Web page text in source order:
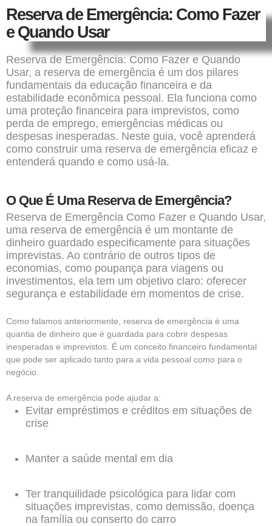
Reserva de Emergência: Como Fazer
e Quando Usar
Reserva de Emergência: Como Fazer e Quando
Usar, a reserva de emergência é um dos pilares
fundamentais da educação financeira e da
estabilidade econômica pessoal. Ela funciona como
uma proteção financeira para imprevistos, como
perda de emprego, emergências médicas ou
despesas inesperadas. Neste guia, você aprenderá
como construir uma reserva de emergência eficaz e
entenderá quando e como usá-la.
O Que É Uma Reserva de Emergência?
Reserva de Emergência Como Fazer e Quando Usar,
uma reserva de emergência é um montante de
dinheiro guardado especificamente para situações
imprevistas. Ao contrário de outros tipos de
economias, como poupança para viagens ou
investimentos, ela tem um objetivo claro: oferecer
segurança e estabilidade em momentos de crise.
Como falamos anteriormente, reserva de emergência é uma
quantia de dinheiro que é guardada para cobrir despesas
inesperadas e imprevistos. É um conceito financeiro fundamental
que pode ser aplicado tanto para a vida pessoal como para o
negócio.
A reserva de emergência pode ajudar a:
Evitar empréstimos e créditos em situações de
crise
Manter a saúde mental em dia
Ter tranquilidade psicológica para lidar com
situações imprevistas, como demissão, doença
na família ou conserto do carro